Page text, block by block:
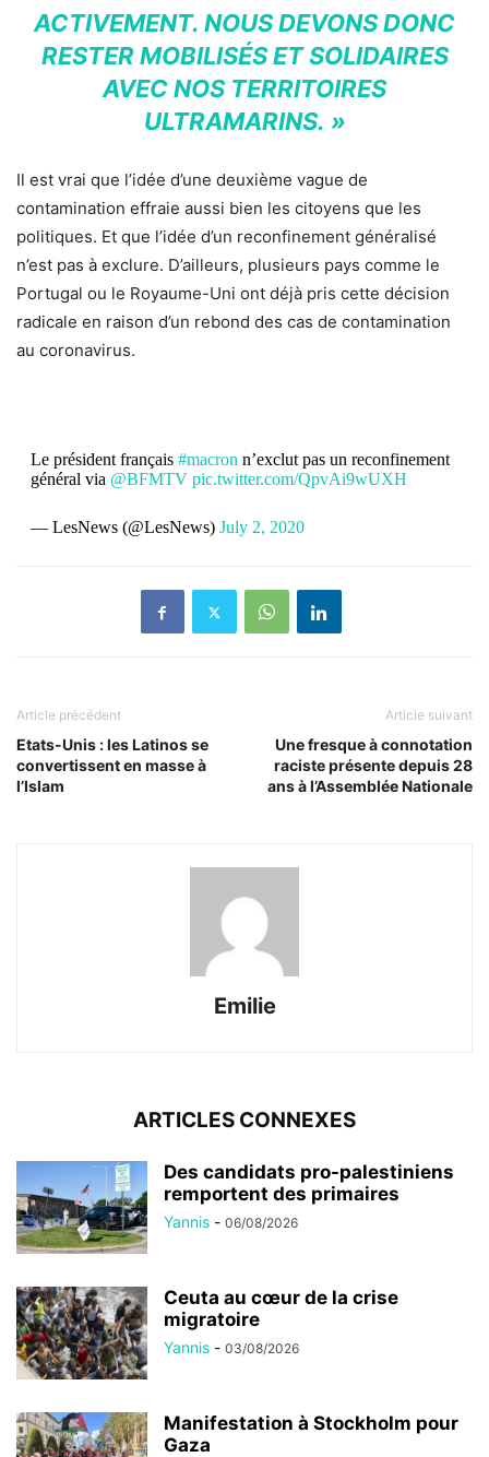
ACTIVEMENT. NOUS DEVONS DONC
RESTER MOBILISÉS ET SOLIDAIRES
AVEC NOS TERRITOIRES
ULTRAMARINS. »
Il est vrai que l’idée d’une deuxième vague de
contamination effraie aussi bien les citoyens que les
politiques. Et que l’idée d’un reconfinement généralisé
n’est pas à exclure. D’ailleurs, plusieurs pays comme le
Portugal ou le Royaume-Uni ont déjà pris cette décision
radicale en raison d’un rebond des cas de contamination
au coronavirus.
Le président français #macron n’exclut pas un reconfinement
général via @BFMTV pic.twitter.com/QpvAi9wUXH
— LesNews (@LesNews) July 2, 2020
Article précédent
Etats-Unis : les Latinos se
convertissent en masse à
l’Islam
Article suivant
Une fresque à connotation
raciste présente depuis 28
ans à l’Assemblée Nationale
Emilie
ARTICLES CONNEXES
Des candidats pro-palestiniens
remportent des primaires
Yannis - 06/08/2026
Ceuta au cœur de la crise
migratoire
Yannis - 03/08/2026
Manifestation à Stockholm pour
Gaza